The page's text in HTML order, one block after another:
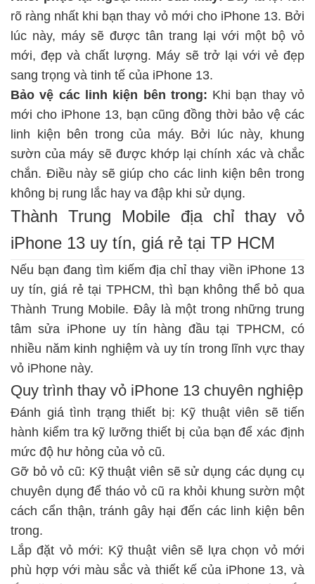
rõ ràng nhất khi bạn thay vỏ mới cho iPhone 13. Bởi
lúc này, máy sẽ được tân trang lại với một bộ vỏ
mới, đẹp và chất lượng. Máy sẽ trở lại với vẻ đẹp
sang trọng và tinh tế của iPhone 13.
Bảo vệ các linh kiện bên trong: Khi bạn thay vỏ
mới cho iPhone 13, bạn cũng đồng thời bảo vệ các
linh kiện bên trong của máy. Bởi lúc này, khung
sườn của máy sẽ được khớp lại chính xác và chắc
chắn. Điều này sẽ giúp cho các linh kiện bên trong
không bị rung lắc hay va đập khi sử dụng.
Thành Trung Mobile địa chỉ thay vỏ
iPhone 13 uy tín, giá rẻ tại TP HCM
Nếu bạn đang tìm kiếm địa chỉ thay viền iPhone 13
uy tín, giá rẻ tại TPHCM, thì bạn không thể bỏ qua
Thành Trung Mobile. Đây là một trong những trung
tâm sửa iPhone uy tín hàng đầu tại TPHCM, có
nhiều năm kinh nghiệm và uy tín trong lĩnh vực thay
vỏ iPhone này.
Quy trình thay vỏ iPhone 13 chuyên nghiệp
Đánh giá tình trạng thiết bị: Kỹ thuật viên sẽ tiến
hành kiểm tra kỹ lưỡng thiết bị của bạn để xác định
mức độ hư hỏng của vỏ cũ.
Gỡ bỏ vỏ cũ: Kỹ thuật viên sẽ sử dụng các dụng cụ
chuyên dụng để tháo vỏ cũ ra khỏi khung sườn một
cách cẩn thận, tránh gây hại đến các linh kiện bên
trong.
Lắp đặt vỏ mới: Kỹ thuật viên sẽ lựa chọn vỏ mới
phù hợp với màu sắc và thiết kế của iPhone 13, và